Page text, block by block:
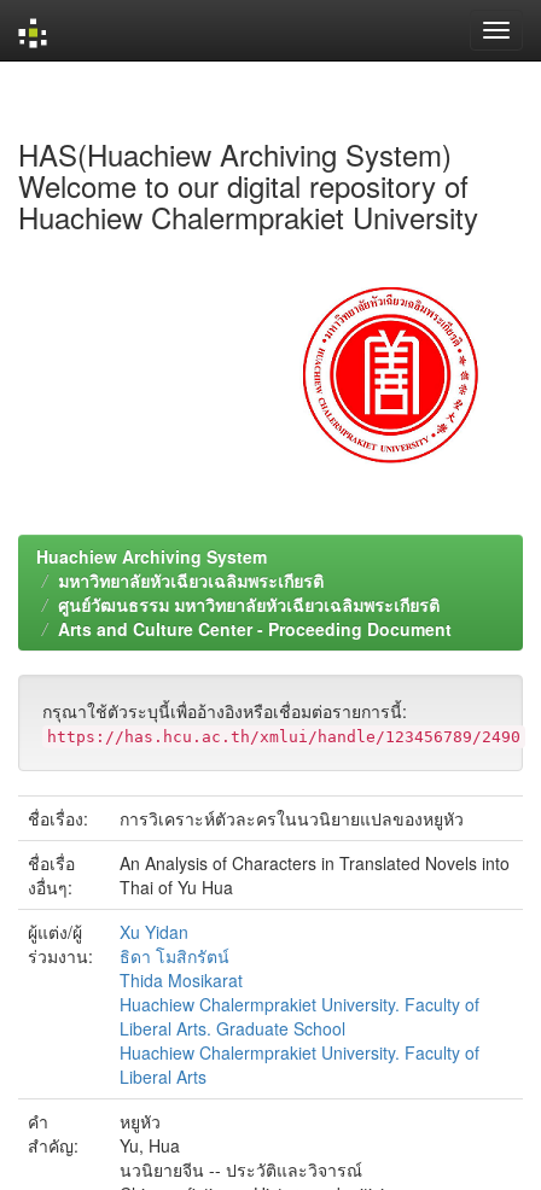
HAS(Huachiew Archiving System)
Welcome to our digital repository of
Huachiew Chalermprakiet University
Huachiew Archiving System
มหาวิทยาลัยหัวเฉียวเฉลิมพระเกียรติ
ศูนย์วัฒนธรรม มหาวิทยาลัยหัวเฉียวเฉลิมพระเกียรติ
Arts and Culture Center - Proceeding Document
กรุณาใช้ตัวระบุนี้เพื่ออ้างอิงหรือเชื่อมต่อรายการนี้:
https://has.hcu.ac.th/xmlui/handle/123456789/2490
ชื่อเรื่อง:
การวิเคราะห์ตัวละครในนวนิยายแปลของหยูหัว
ชื่อเรื่อ
งอื่นๆ:
An Analysis of Characters in Translated Novels into
Thai of Yu Hua
ผู้แต่ง/ผู้
ร่วมงาน:
Xu Yidan
ธิดา โมสิกรัตน์
Thida Mosikarat
Huachiew Chalermprakiet University. Faculty of
Liberal Arts. Graduate School
Huachiew Chalermprakiet University. Faculty of
Liberal Arts
คำ
สำคัญ:
หยูหัว
Yu, Hua
นวนิยายจีน -- ประวัติและวิจารณ์